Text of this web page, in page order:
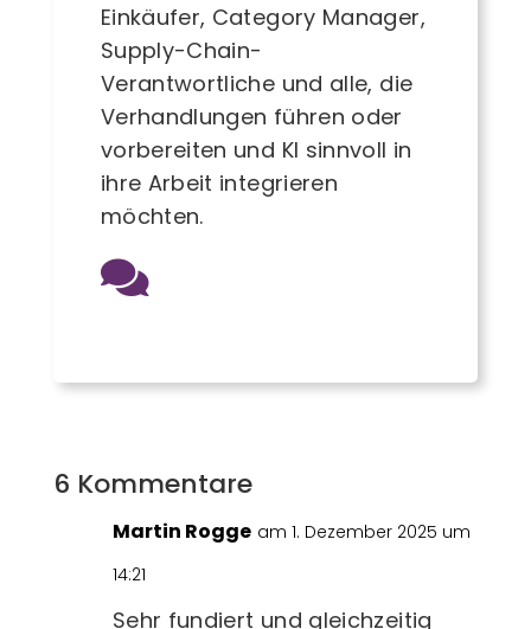
Einkäufer, Category Manager,
Supply-Chain-
Verantwortliche und alle, die
Verhandlungen führen oder
vorbereiten und KI sinnvoll in
ihre Arbeit integrieren
möchten.
6 Kommentare
Martin Rogge am 1. Dezember 2025 um
14:21
Sehr fundiert und gleichzeitig